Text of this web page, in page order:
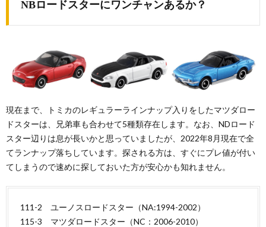
NBロードスターにワンチャンあるか？
現在まで、トミカのレギュラーラインナップ入りをしたマツダロー
ドスターは、兄弟車も合わせて5種類存在します。なお、NDロード
スター辺りは息が長いかと思っていましたが、2022年8月現在で全
てランナップ落ちしています。探される方は、すぐにプレ値が付い
てしまうので速めに探しておいた方が安心かも知れません。
111-2 ユーノスロードスター（NA:1994-2002）
115-3 マツダロードスター（NC：2006-2010）